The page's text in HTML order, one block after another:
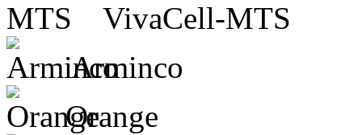
VivaCell-MTS
Arminco
Orange